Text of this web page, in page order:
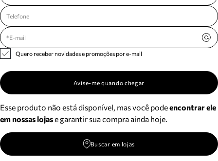
Quero receber novidades e promoções por e-mail
Avise-me quando chegar
Esse produto não está disponível, mas você podeencontrar ele
em nossas lojase garantir sua compra ainda hoje.
Buscar em lojas